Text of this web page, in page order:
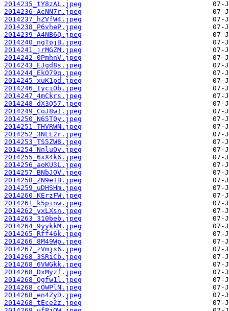
2014235_tY8zAL.jpeg
2014236_AcNN7r.jpeg
2014237_hZVfW4.jpeg
2014238_P6vheP.jpeg
2014239_A4NB6Q.jpeg
2014240_ngTpjB.jpeg
2014241_jrMGZM.jpeg
2014242_0PmhnV.jpeg
2014243_EJgd8s.jpeg
2014244_EkO79q.jpeg
2014245_xuK1pd.jpeg
2014246_IyciOb.jpeg
2014247_4mCkrs.jpeg
2014248_dX3Q57.jpeg
2014249_CoJ8wI.jpeg
2014250_N65T0y.jpeg
2014251_THVRWN.jpeg
2014252_3NLL2r.jpeg
2014253_TS5ZW8.jpeg
2014254_NnluOv.jpeg
2014255_6xX4k6.jpeg
2014256_aoKU3L.jpeg
2014257_BNbJOV.jpeg
2014258_ZN9eIB.jpeg
2014259_uDHSHm.jpeg
2014260_KErzFW.jpeg
2014261_k5pinw.jpeg
2014262_yxLXsn.jpeg
2014263_310beb.jpeg
2014264_9yykkM.jpeg
2014265_Rff46k.jpeg
2014266_8M49Wp.jpeg
2014267_zVmjs6.jpeg
2014268_3SRiCb.jpeg
2014268_6VWGkk.jpeg
2014268_DxMyzf.jpeg
2014268_Qgfw1l.jpeg
2014268_cOWPlN.jpeg
2014268_en4ZyD.jpeg
2014268_tEce2z.jpeg